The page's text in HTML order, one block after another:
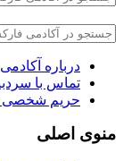
درباره آکادمی
تماس با
حریم شخصی
منوی اصلی